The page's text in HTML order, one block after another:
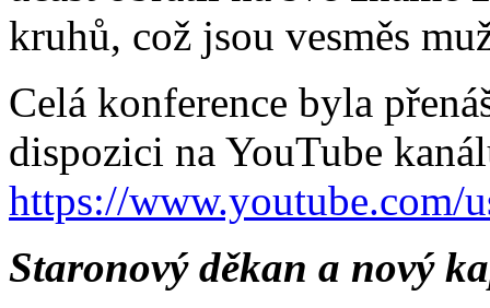
kruhů, což jsou vesměs
Celá konference byla
dispozici na YouTube
https://www.youtube.com/
Staronový děkan a nový